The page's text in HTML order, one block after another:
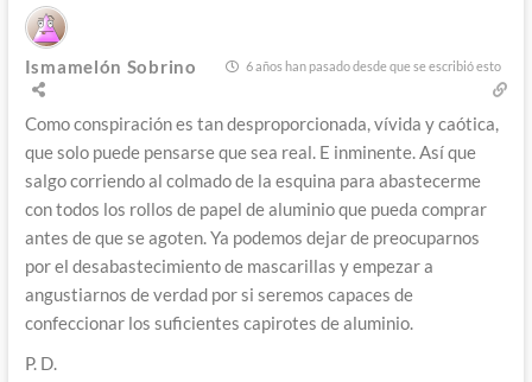
Ismamelón Sobrino 6 años han pasado desde que se escribió esto
Como conspiración es tan desproporcionada, vívida y caótica,
que solo puede pensarse que sea real. E inminente. Así que
salgo corriendo al colmado de la esquina para abastecerme
con todos los rollos de papel de aluminio que pueda comprar
antes de que se agoten. Ya podemos dejar de preocuparnos
por el desabastecimiento de mascarillas y empezar a
angustiarnos de verdad por si seremos capaces de
confeccionar los suficientes capirotes de aluminio.
P. D.